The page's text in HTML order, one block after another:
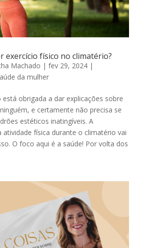
exercício físico no climatério?
Machado | fev 29, 2024|
da mulher
está obrigada a dar explicações sobre
e certamente não precisa se
estéticos inatingíveis. A
atividade física durante o climatério vai
O foco aqui é a saúde! Por volta dos